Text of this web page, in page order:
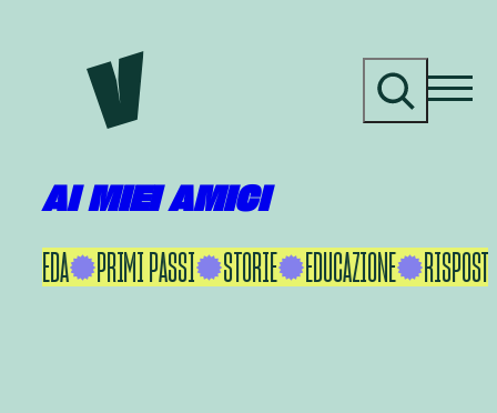
contenuto
r
AI MIEI AMICI
IKEDA PRIMI PASSI STORIE EDUCAZIONE